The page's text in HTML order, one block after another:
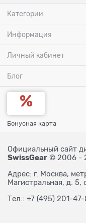
Категории
Информация
Личный кабинет
Блог
Бонусная карта
Официальный сайт
SwissGear © 2006 -
Адрес: г. Москва,
Магистральная, д. 5,
Тел.: +7 (495) 201-